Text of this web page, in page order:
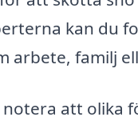
kan du
arbete, familj
att olika